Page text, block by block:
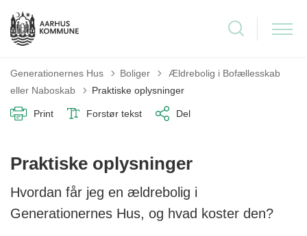
Generationernes Hus Boliger Tilbage til
Ældrebolig i Bofællesskab
eller Naboskab
Praktiske oplysninger
Print Forstør tekst Del
Praktiske oplysninger
Hvordan får jeg en ældrebolig i
Generationernes Hus, og hvad koster den?